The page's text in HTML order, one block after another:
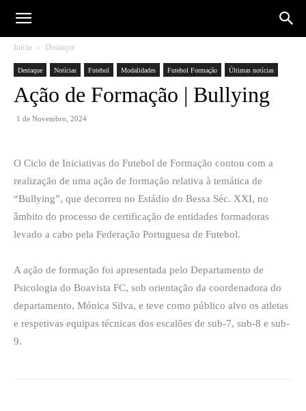
Início Destaque
Destaque Notícias Futebol Modalidades Futebol Formação Últimas notícias
Ação de Formação | Bullying
1 de Novembro, 2024
O Ciclo de Iniciativas do Futebol de Formação contou com a
realização de uma ação de formação relativa à temática de
“Bullying”, que decorreu no Estádio do Bessa Séc. XXI, no
âmbito do processo de certificação de entidades formadoras
levado a cabo pela Federação Portuguesa de Futebol.
A ação de formação foi apresentada pelo Departamento de
Psicologia do Boavista FC, sob orientação da coordenadora do
departamento, Mónica Silva, e teve como público alvo os atletas
e respetivas equipas técnicas dos escalões de sub-7, sub-8 e sub-
9.